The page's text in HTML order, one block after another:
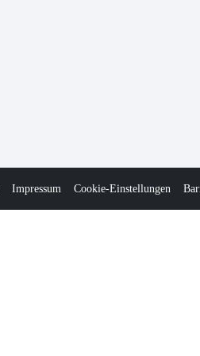
Impressum Cookie-Einstellungen